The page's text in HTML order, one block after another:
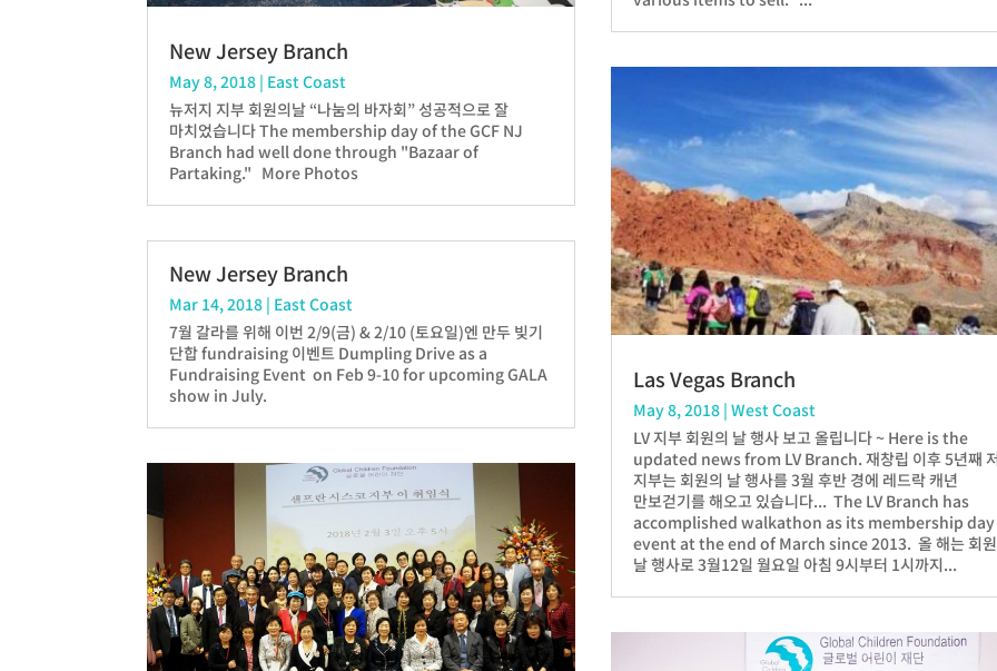
New Jersey Branch
May 8, 2018 | East Coast
뉴저지 지부 회원의날 “나눔의 바자회” 성공적으로 잘
마치었습니다 The membership day of the GCF NJ
Branch had well done through "Bazaar of
Partaking." More Photos
New Jersey Branch
Mar 14, 2018 | East Coast
7월 갈라를 위해 이번 2/9(금) & 2/10 (토요일)엔 만두 빚기
단합 fundraising 이벤트 Dumpling Drive as a
Fundraising Event on Feb 9-10 for upcoming GALA
show in July.
Las Vegas Branch
May 8, 2018 |West Coast
LV 지부 회원의 날 행사 보고 올립니다 ~ Here is the
updated news from LV Branch. 재창립 이후 5년째
지부는 회원의 날 행사를 3월 후반 경에 레드락 캐년
만보걷기를 해오고 있습니다... The LV Branch has
accomplished walkathon as its membership day
event at the end of March since 2013. 올 해는 회
날 행사로 3월12일 월요일 아침 9시부터 1시까지...